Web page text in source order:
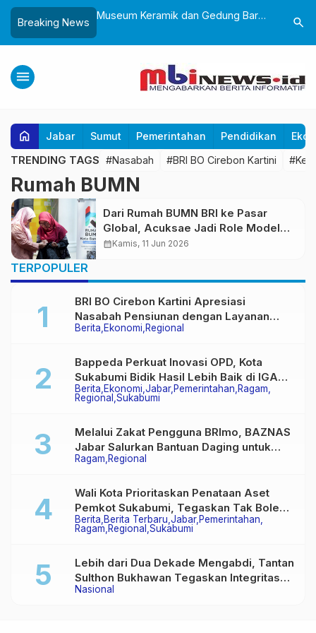
Breaking News
25 dengan Aksi
dan Alun-Alun
Museum Keramik dan Gedung Baru
Ponpes Al-Fath Perkuat Pelestarian
Budaya Nusantara
Lantik
Adaptif
search
menu
home Jabar Sumut Pemerintahan Pendidikan
TRENDING TAGS #Nasabah #BRI BO Cirebon Kartini
Rumah BUMN
Dari Rumah BUMN BRI ke Pasar
Global, Acuksae Jadi Role Model
UMKM Naik Kelas
calendar_monthKamis, 11 Jun 2026
TERPOPULER
Berita Ekonomi Regional
BRI BO Cirebon Kartini Apresiasi
Nasabah Pensiunan dengan Layanan
Terpadu, Literasi Keuangan hingga
Berita Ekonomi Jabar Pemerintahan Ragam
Regional Sukabumi
Bappeda Perkuat Inovasi OPD, Kota
Sukabumi Bidik Hasil Lebih Baik di IGA
2026
Ragam Regional
Melalui Zakat Pengguna BRImo, BAZNAS
Jabar Salurkan Bantuan Daging untuk
Masyarakat Desa Ciririp
Berita Berita Terbaru Jabar Pemerintahan
Ragam Regional Sukabumi
Wali Kota Prioritaskan Penataan Aset
Pemkot Sukabumi, Tegaskan Tak Boleh
Ada Lagi Sengketa Lahan
Nasional
Lebih dari Dua Dekade Mengabdi, Tantan
Sulthon Bukhawan Tegaskan Integritas
Adalah Harga Mati Wartawan